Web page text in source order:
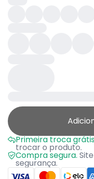
Primeira troca
trocar o produto.
Compra segura.
segurança.